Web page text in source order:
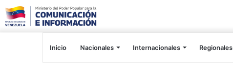
Inicio Nacionales Internacionales Regionales